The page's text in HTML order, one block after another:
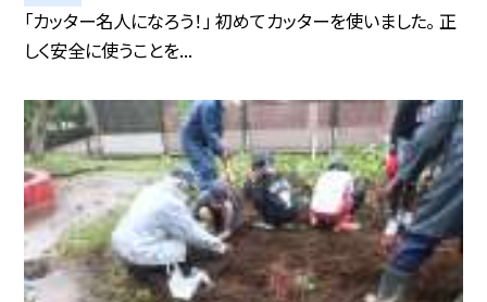
「カッター名人になろう！」 初めてカッターを使いました。 正
しく安全に使うことを...